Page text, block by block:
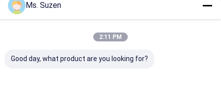
Ms. Suzen
2:11 PM
Good day, what product are you looking for?